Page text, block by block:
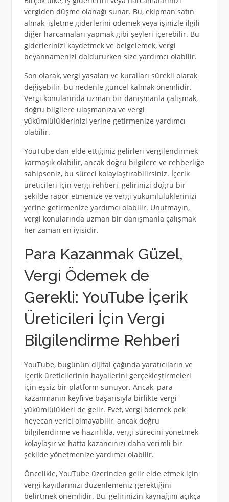
vergiden düşme olanağı sunar. Bu, ekipman satın
almak, işletme giderlerini ödemek veya işinizle ilgili
diğer harcamaları yapmak gibi şeyleri içerebilir. Bu
giderlerinizi kaydetmek ve belgelemek, vergi
beyannamenizi doldururken size yardımcı olabilir.
Son olarak, vergi yasaları ve kuralları sürekli olarak
değişebilir, bu nedenle güncel kalmak önemlidir.
Vergi konularında uzman bir danışmanla çalışmak,
doğru bilgilere ulaşmanıza ve vergi
yükümlülüklerinizi yerine getirmenize yardımcı
olabilir.
YouTube'dan elde ettiğiniz gelirleri vergilendirmek
karmaşık olabilir, ancak doğru bilgilere ve rehberliğe
sahipseniz, bu süreci kolaylaştırabilirsiniz. İçerik
üreticileri için vergi rehberi, gelirinizi doğru bir
şekilde rapor etmenize ve vergi yükümlülüklerinizi
yerine getirmenize yardımcı olabilir. Unutmayın,
vergi konularında uzman bir danışmanla çalışmak
her zaman en iyisidir.
Para Kazanmak Güzel,
Vergi Ödemek de
Gerekli: YouTube İçerik
Üreticileri İçin Vergi
Bilgilendirme Rehberi
YouTube, bugünün dijital çağında yaratıcıların ve
içerik üreticilerinin hayallerini gerçekleştirmeleri
için eşsiz bir platform sunuyor. Ancak, para
kazanmanın keyfi ve başarısıyla birlikte vergi
yükümlülükleri de gelir. Evet, vergi ödemek pek
heyecan verici olmayabilir, ancak doğru
bilgilendirme ve hazırlıkla, vergi sürecini yönetmek
kolaylaşır ve hatta kazancınızı daha verimli bir
şekilde yönetmenize yardımcı olabilir.
Öncelikle, YouTube üzerinden gelir elde etmek için
vergi kayıtlarınızı düzenlemeniz gerektiğini
belirtmek önemlidir. Bu, gelirinizin kaynağını açıkça